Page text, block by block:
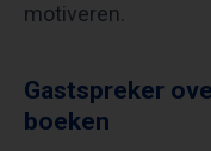
motiveren.
Gastspreker
boeken